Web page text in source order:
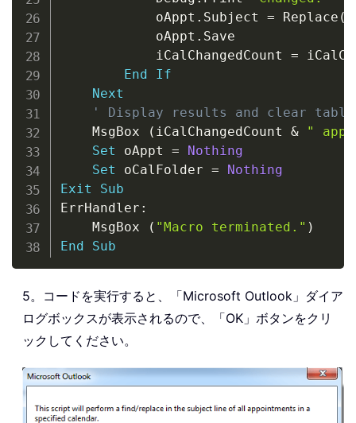
            oAppt
. Subject = Replace (
            oAppt
. Save
            iCalChangedCount
=
End
If
Next
' Display results and clear table
    MsgBox
( iCalChangedCount &
"
Set oAppt =
Nothing
Set oCalFolder =
Nothing
Exit
Sub
ErrHandler :
    MsgBox
( "Macro terminated." )
End
Sub
5。コードを実行すると、「Microsoft Outlook」ダイア
ログボックスが表示されるので、「OK」ボタンをクリ
ックしてください。